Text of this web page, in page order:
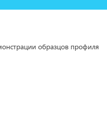
образцов профиля